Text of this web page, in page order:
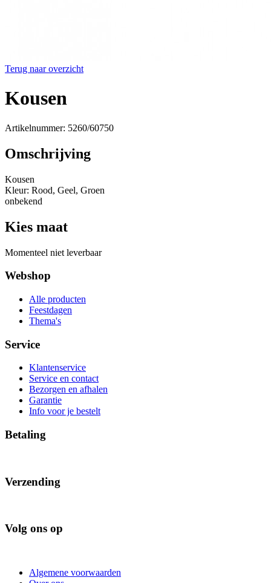
Terug naar overzicht
Kousen
Artikelnummer: 5260/60750
Omschrijving
Kousen
Kleur: Rood, Geel, Groen
onbekend
Kies maat
Momenteel niet leverbaar
Webshop
Alle producten
Feestdagen
Thema's
Service
Klantenservice
Service en contact
Bezorgen en afhalen
Garantie
Info voor je bestelt
Betaling
Verzending
Volg ons op
Algemene voorwaarden